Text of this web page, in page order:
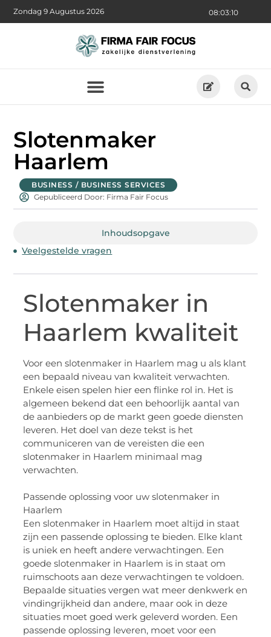
08:03:11
Zondag 9 Augustus 2026
Slotenmaker
Haarlem
BUSINESS / BUSINESS SERVICES
Gepubliceerd Door: Firma Fair Focus
Inhoudsopgave
Veelgestelde vragen
Slotenmaker in
Haarlem kwaliteit
Voor eenslotenmaker in Haarlem mag u als klant
een bepaald niveau van kwaliteit verwachten.
Enkele eisen spelen hier een flinke rol in. Het is
algemeen bekend dat een behoorlijk aantal van
de aanbieders op de markt geen goede diensten
leveren. Het doel van deze tekst is het
communiceren van de vereisten die een
slotenmaker in Haarlem minimaal mag
verwachten.
Passende oplossing voor uw slotenmaker in
Haarlem
Een slotenmaker in Haarlem moetaltijd in staat
zijn een passende oplossing te bieden. Elke klant
is uniek en heeft andere verwachtingen. Een
goede slotenmaker in Haarlem is in staat om
ruimschoots aan deze verwachtingen te voldoen.
Bepaalde situaties vergen wat meer denkwerk en
vindingrijkheid dan andere, maar ook in deze
situaties moet goed werk geleverd worden. Een
passende oplossing leveren, moet voor een